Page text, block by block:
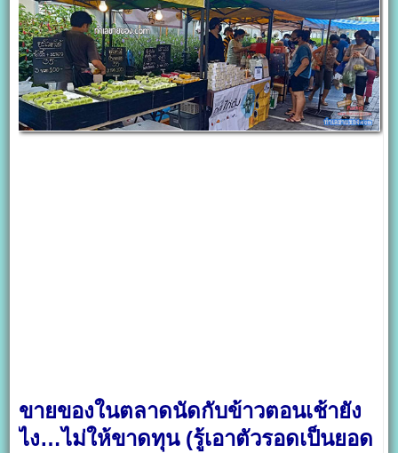
ขายของในตลาดนัดกับข้าวตอนเช้ายัง
ไง…ไม่ให้ขาดทุน (รู้เอาตัวรอดเป็นยอด